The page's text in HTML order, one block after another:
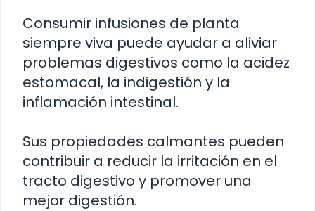
Consumir infusiones de planta
siempre viva puede ayudar a aliviar
problemas digestivos como la acidez
estomacal, la indigestión y la
inflamación intestinal.
Sus propiedades calmantes pueden
contribuir a reducir la irritación en el
tracto digestivo y promover una
mejor digestión.